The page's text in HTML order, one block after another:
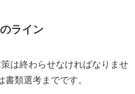
ライン
は終わらせなければなりませ
類選考までです。